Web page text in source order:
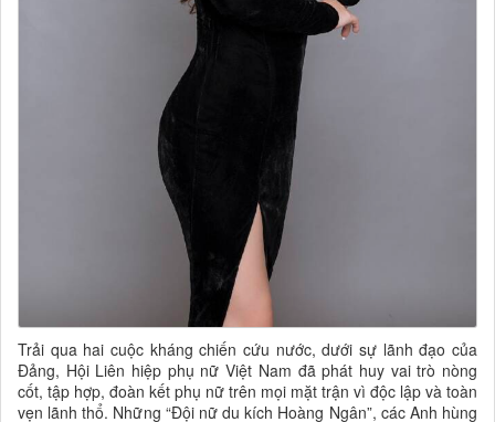
Trải qua hai cuộc kháng chiến cứu nước, dưới sự lãnh đạo của
Đảng, Hội Liên hiệp phụ nữ Việt Nam đã phát huy vai trò nòng
cốt, tập hợp, đoàn kết phụ nữ trên mọi mặt trận vì độc lập và toàn
vẹn lãnh thổ. Những “Đội nữ du kích Hoàng Ngân”, các Anh hùng